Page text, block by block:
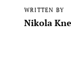
WRITTEN BY
Nikola